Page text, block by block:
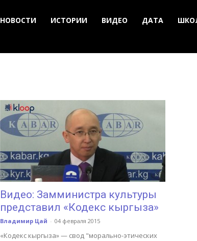
НОВОСТИ ИСТОРИИ ВИДЕО ДАТА
Видео: Замминистра культуры
представил «Кодекс кыргыза»
Владимир Цай - 04 февраля 2015
«Кодекс кыргыза» — свод "морально-этических